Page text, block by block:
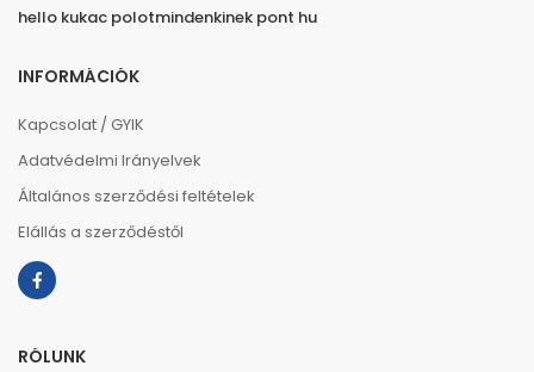
hello kukac polotmindenkinek pont hu
INFORMÁCIÓK
Kapcsolat / GYIK
Adatvédelmi Irányelvek
Általános szerződési feltételek
Elállás a szerződéstől
RÓLUNK